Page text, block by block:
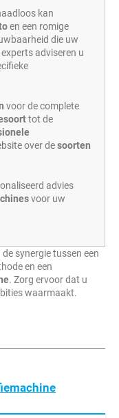
kan
en een romige
die uw
adviseren u
voor de complete
tot de
over desoorten
advies
voor uw
synergie tussen een
en een
. Zorg ervoor dat u
waarmaakt.